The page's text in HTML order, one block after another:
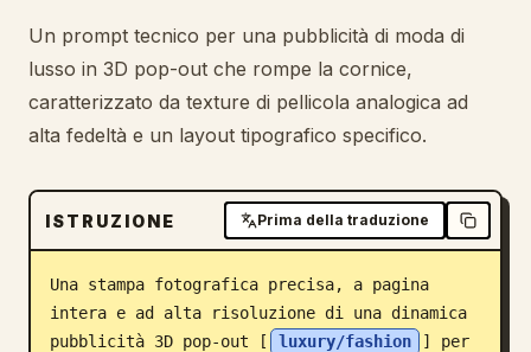
Prompt
Prezzi
Scarica
Blog
Un prompt tecnico per una pubblicità di moda di
lusso in 3D pop-out che rompe la cornice,
caratterizzato da texture di pellicola analogica ad
alta fedeltà e un layout tipografico specifico.
ISTRUZIONE Prima della traduzione
Una stampa fotografica precisa, a pagina
intera e ad alta risoluzione di una dinamica
pubblicità 3D pop-out [
luxury/fashion
] per